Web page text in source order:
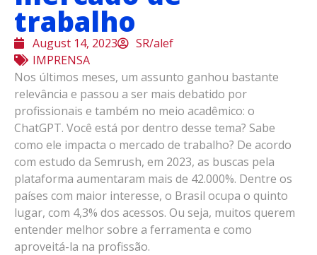
trabalho
August 14, 2023
SR/alef
IMPRENSA
Nos últimos meses, um assunto ganhou bastante
relevância e passou a ser mais debatido por
profissionais e também no meio acadêmico: o
ChatGPT. Você está por dentro desse tema? Sabe
como ele impacta o mercado de trabalho? De acordo
com estudo da Semrush, em 2023, as buscas pela
plataforma aumentaram mais de 42.000%. Dentre os
países com maior interesse, o Brasil ocupa o quinto
lugar, com 4,3% dos acessos. Ou seja, muitos querem
entender melhor sobre a ferramenta e como
aproveitá-la na profissão.